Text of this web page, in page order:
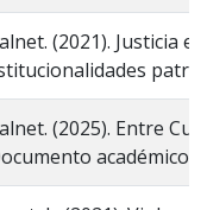
(2021). Justicia
(2025). Entre
académico